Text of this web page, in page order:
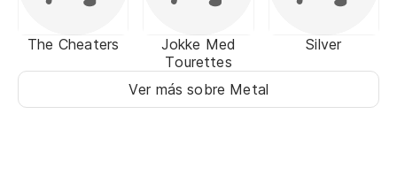
The Cheaters
Jokke Med
Tourettes
Silver
Ver más sobre Metal